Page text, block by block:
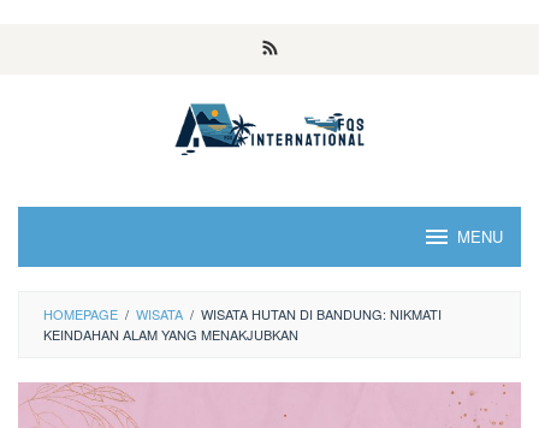
MENU
HOMEPAGE / WISATA / WISATA HUTAN DI BANDUNG: NIKMATI
KEINDAHAN ALAM YANG MENAKJUBKAN